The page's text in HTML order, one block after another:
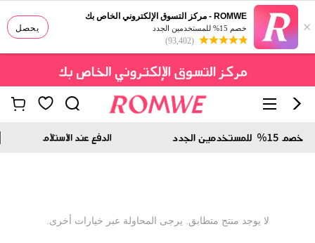
يحصل ×
ROMWE - مركز التسوق الإلكتروني الخاص بك
خصم 15% للمستخدمين الجدد
(93,402)
لا يوجد منتج متطابق. يرجى المحاولة عبر خيارات أخرى.